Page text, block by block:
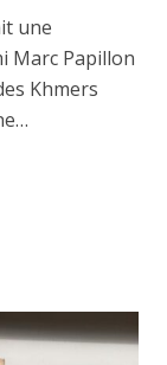
une
Marc Papillon
Khmers